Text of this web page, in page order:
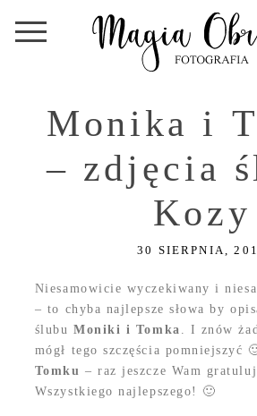
Monika i
– zdjęcia
Kozy
30 SIERPNIA,
Niesamowicie wyczekiwany i
– to chyba najlepsze słowa by
ślubuMoniki i Tomka
. I znów
mógł tego szczęścia pomniejszyć
Tomku – raz jeszcze Wam
Wszystkiego najlepszego! 🙂